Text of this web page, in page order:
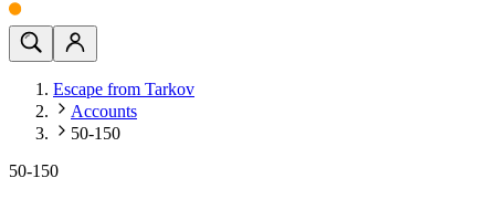
Escape from Tarkov
Accounts
50-150
50-150